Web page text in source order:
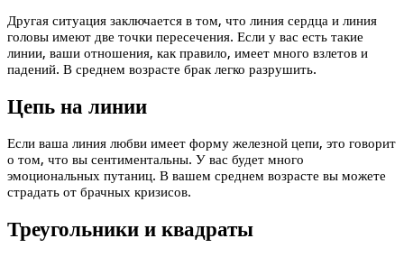
Другая ситуация заключается в том, что линия сердца и линия
головы имеют две точки пересечения. Если у вас есть такие
линии, ваши отношения, как правило, имеет много взлетов и
падений. В среднем возрасте брак легко разрушить.
Цепь на линии
Если ваша линия любви имеет форму железной цепи, это говорит
о том, что вы сентиментальны. У вас будет много
эмоциональных путаниц. В вашем среднем возрасте вы можете
страдать от брачных кризисов.
Треугольники и квадраты